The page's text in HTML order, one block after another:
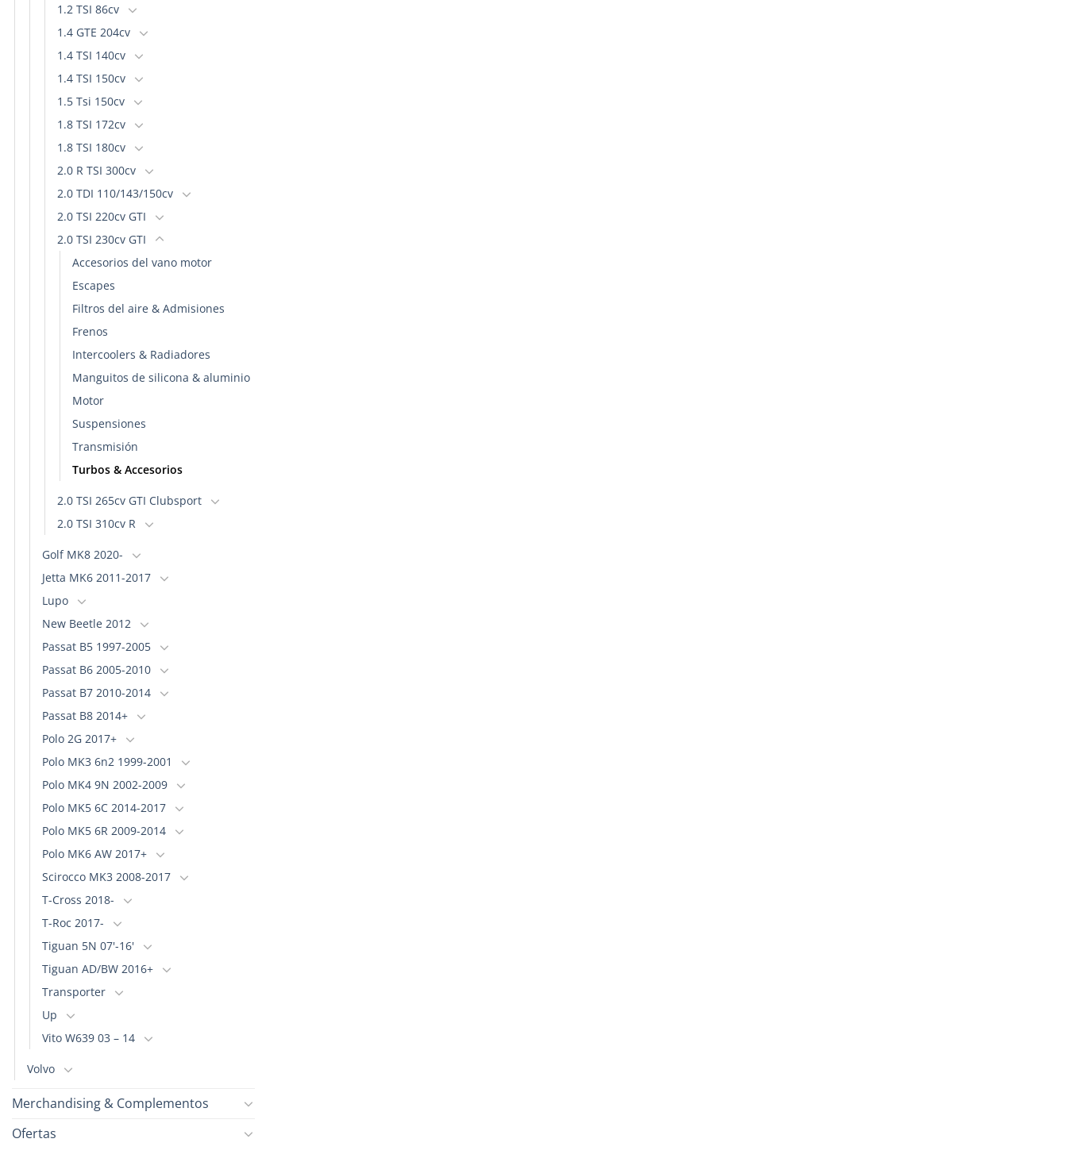
1.2 TSI 86cv
1.4 GTE 204cv
1.4 TSI 140cv
1.4 TSI 150cv
1.5 Tsi 150cv
1.8 TSI 172cv
1.8 TSI 180cv
2.0 R TSI 300cv
2.0 TDI 110/143/150cv
2.0 TSI 220cv GTI
2.0 TSI 230cv GTI
Accesorios del vano motor
Escapes
Filtros del aire & Admisiones
Frenos
Intercoolers & Radiadores
Manguitos de silicona & aluminio
Motor
Suspensiones
Transmisión
Turbos & Accesorios
2.0 TSI 265cv GTI Clubsport
2.0 TSI 310cv R
Golf MK8 2020-
Jetta MK6 2011-2017
Lupo
New Beetle 2012
Passat B5 1997-2005
Passat B6 2005-2010
Passat B7 2010-2014
Passat B8 2014+
Polo 2G 2017+
Polo MK3 6n2 1999-2001
Polo MK4 9N 2002-2009
Polo MK5 6C 2014-2017
Polo MK5 6R 2009-2014
Polo MK6 AW 2017+
Scirocco MK3 2008-2017
T-Cross 2018-
T-Roc 2017-
Tiguan 5N 07'-16'
Tiguan AD/BW 2016+
Transporter
Up
Vito W639 03 – 14
Volvo
Merchandising & Complementos
Ofertas